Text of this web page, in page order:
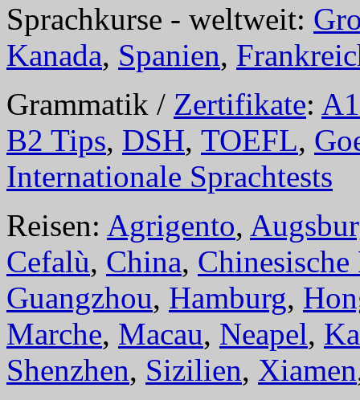
Sprachkurse - weltweit:
Kanada, Spanien,
Grammatik / Zertifikate: A1
B2 Tips, DSH, TOEFL,
Internationale Sprachtests
Reisen: Agrigento,
Cefalù, China, Chinesische
Guangzhou, Hamburg,
Marche, Macau, Neapel,
Shenzhen, Sizilien, Xiamen